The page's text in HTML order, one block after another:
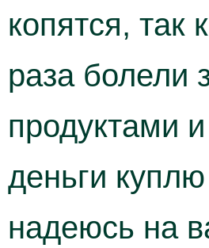
копятся, так
раза болели
продуктами
деньги
надеюсь на